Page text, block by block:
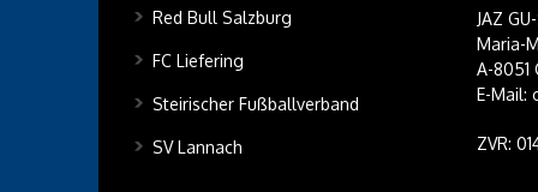
Red Bull Salzburg
FC Liefering
Steirischer Fußballverband
SV Lannach
JAZ
Maria-
A-8051
E-Mail:
ZVR: